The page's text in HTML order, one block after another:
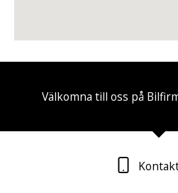
Välkomna till oss på